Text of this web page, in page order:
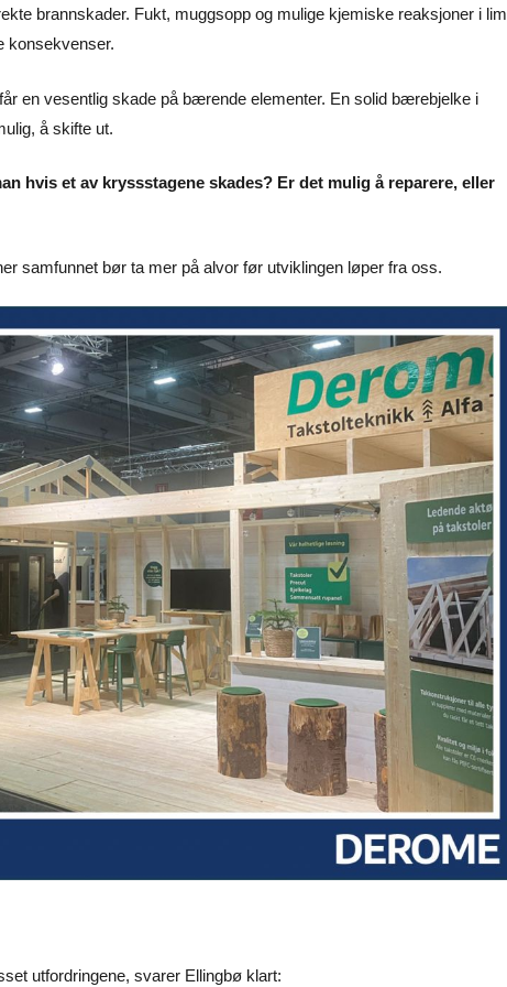
brannskader. Fukt, muggsopp og mulige kjemiske reaksjoner i lim
konsekvenser.
en vesentlig skade på bærende elementer. En solid bærebjelke i
å skifte ut.
hvis et av kryssstagene skades? Er det mulig å reparere, eller
samfunnet bør ta mer på alvor før utviklingen løper fra oss.
utfordringene, svarer Ellingbø klart: